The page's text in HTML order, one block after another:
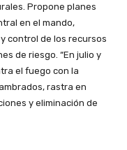
Propone planes
en el mando,
control de los recursos
de riesgo. “En julio y
el fuego con la
rastra en
y eliminación de